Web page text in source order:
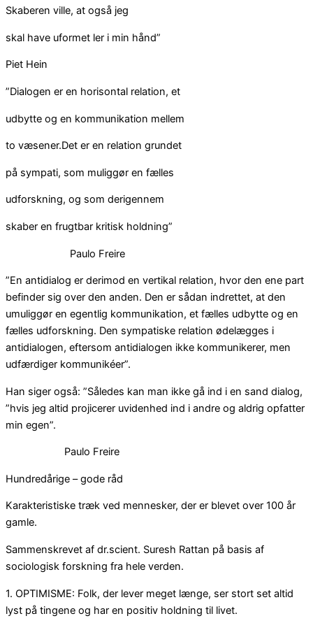
Skaberen ville, at også jeg
skal have uformet ler i min hånd”
Piet Hein
”Dialogen er en horisontal relation, et
udbytte og en kommunikation mellem
to væsener.Det er en relation grundet
på sympati, som muliggør en fælles
udforskning, og som derigennem
skaber en frugtbar kritisk holdning”
Paulo Freire
”En antidialog er derimod en vertikal relation, hvor den ene part
befinder sig over den anden. Den er sådan indrettet, at den
umuliggør en egentlig kommunikation, et fælles udbytte og en
fælles udforskning. Den sympatiske relation ødelægges i
antidialogen, eftersom antidialogen ikke kommunikerer, men
udfærdiger kommunikéer”.
Han siger også: ”Således kan man ikke gå ind i en sand dialog,
”hvis jeg altid projicerer uvidenhed ind i andre og aldrig opfatter
min egen”.
Paulo Freire
Hundredårige – gode råd
Karakteristiske træk ved mennesker, der er blevet over 100 år
gamle.
Sammenskrevet af dr.scient. Suresh Rattan på basis af
sociologisk forskning fra hele verden.
1. OPTIMISME: Folk, der lever meget længe, ser stort set altid
lyst på tingene og har en positiv holdning til livet.